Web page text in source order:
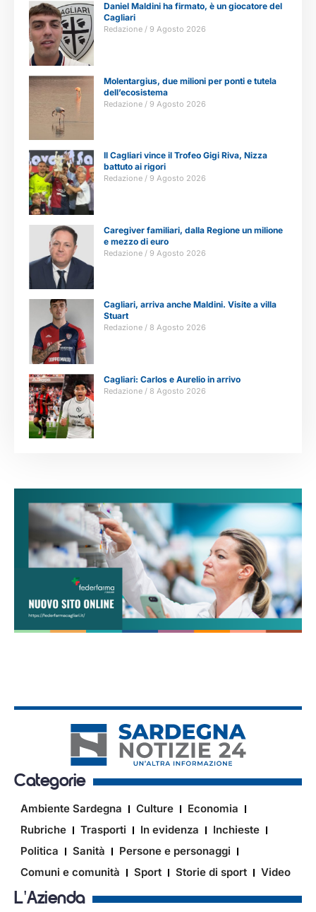
Daniel Maldini ha firmato, è un giocatore del
Cagliari
Redazione 9 Agosto 2026
Molentargius, due milioni per ponti e tutela
dell’ecosistema
Redazione 9 Agosto 2026
Il Cagliari vince il Trofeo Gigi Riva, Nizza
battuto ai rigori
Redazione 9 Agosto 2026
Caregiver familiari, dalla Regione un milione
e mezzo di euro
Redazione 9 Agosto 2026
Cagliari, arriva anche Maldini. Visite a villa
Stuart
Redazione 8 Agosto 2026
Cagliari: Carlos e Aurelio in arrivo
Redazione 8 Agosto 2026
Categorie
Ambiente Sardegna Culture
Economia
Rubriche
Trasporti In evidenza
Inchieste
Politica
Sanità
Persone e personaggi
Comuni e comunità
Sport Storie di sport Video
L'Azienda